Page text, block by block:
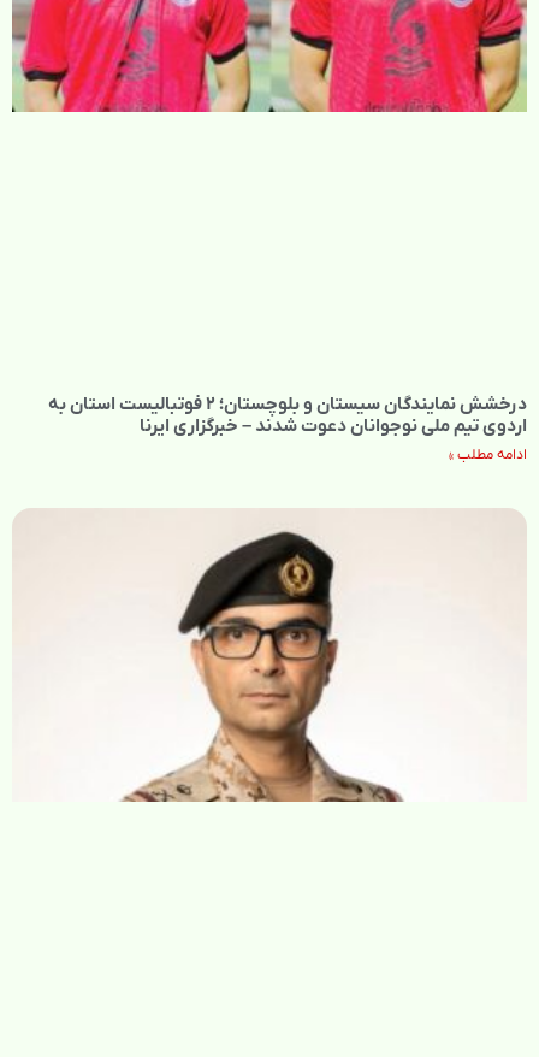
درخشش نمایندگان سیستان و بلوچستان؛ ۲ فوتبالیست استان به
اردوی تیم ملی نوجوانان دعوت شدند – خبرگزاری ایرنا
ادامه مطلب »